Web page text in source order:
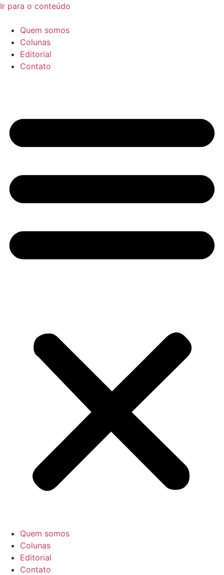
Ir para o conteúdo
Quem somos
Colunas
Editorial
Contato
Quem somos
Colunas
Editorial
Contato